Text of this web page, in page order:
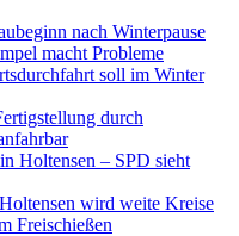
nach Winterpause
macht Probleme
soll im Winter
durch
Holtensen – SPD sieht
wird weite Kreise
Freischießen